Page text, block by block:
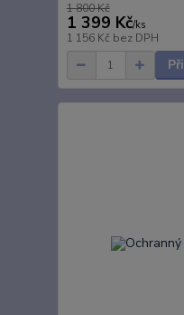
1 800 Kč
1 399 Kč/ks
1 156 Kč bez DPH